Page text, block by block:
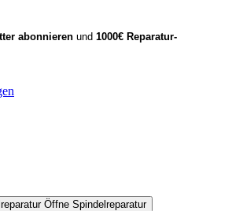
abonnieren und 1000€ Reparatur-
Öffne Spindelreparatur